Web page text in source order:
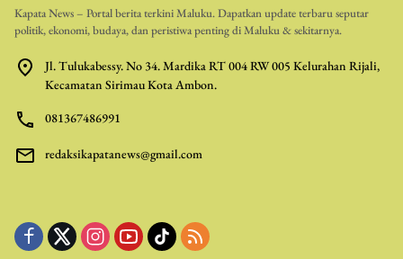
Kapata News – Portal berita terkini Maluku. Dapatkan update terbaru seputar
politik, ekonomi, budaya, dan peristiwa penting di Maluku & sekitarnya.
Jl. Tulukabessy. No 34. Mardika RT 004 RW 005 Kelurahan Rijali,
Kecamatan Sirimau Kota Ambon.
081367486991
redaksikapatanews@gmail.com